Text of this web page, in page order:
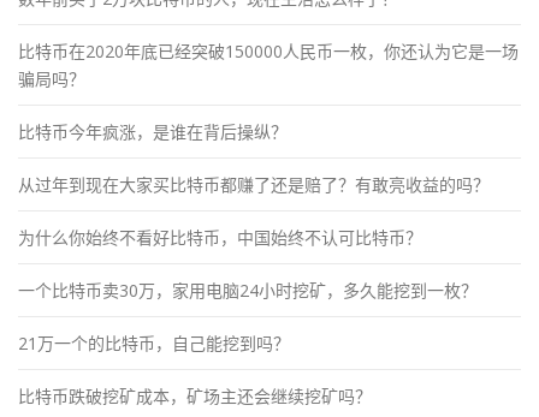
比特币在2020年底已经突破150000人民币一枚，你还认为它是一场
骗局吗？
比特币今年疯涨，是谁在背后操纵？
从过年到现在大家买比特币都赚了还是赔了？有敢亮收益的吗？
为什么你始终不看好比特币，中国始终不认可比特币？
一个比特币卖30万，家用电脑24小时挖矿，多久能挖到一枚？
21万一个的比特币，自己能挖到吗？
比特币跌破挖矿成本，矿场主还会继续挖矿吗？